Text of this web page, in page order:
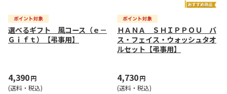
選べるギフト 風コース（ｅ－
Ｇｉｆｔ）【弔事用】
4,390円
(送料・税込)
ＨＡＮＡ ＳＨＩＰＰＯＵ バ
ス・フェイス・ウォッシュタオ
ルセット【弔事用】
4,730円
(送料・税込)